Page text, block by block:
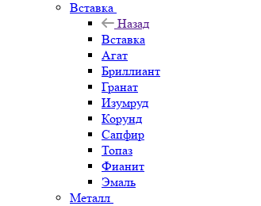
Вставка
Назад
Вставка
Агат
Бриллиант
Гранат
Изумруд
Корунд
Сапфир
Топаз
Фианит
Эмаль
Металл